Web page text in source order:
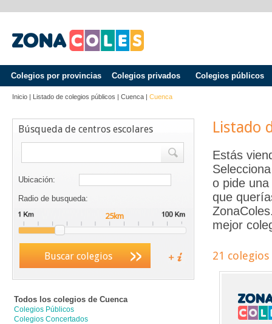
Colegios por provincias Colegios privados Colegios públicos
Inicio | Listado de colegios públicos | Cuenca | Cuenca
Búsqueda de centros escolares
Ubicación:
Radio de busqueda:
Buscar colegios
Todos los colegios de Cuenca
Colegios Públicos
Colegios Concertados
Listado
Estás
o pide
que
mejor
21